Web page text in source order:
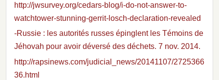
http://jwsurvey.org/cedars-blog/i-do-not-answer-to-
watchtower-stunning-gerrit-losch-declaration-revealed
-Russie : les autorités russes épinglent les Témoins de
Jéhovah pour avoir déversé des déchets. 7 nov. 2014.
http://rapsinews.com/judicial_news/20141107/2725366
36.html